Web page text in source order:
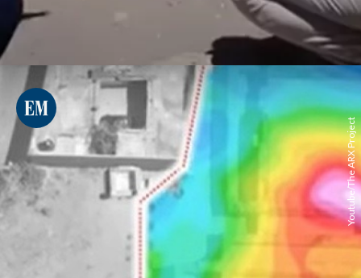
Youtube/The ARX Project